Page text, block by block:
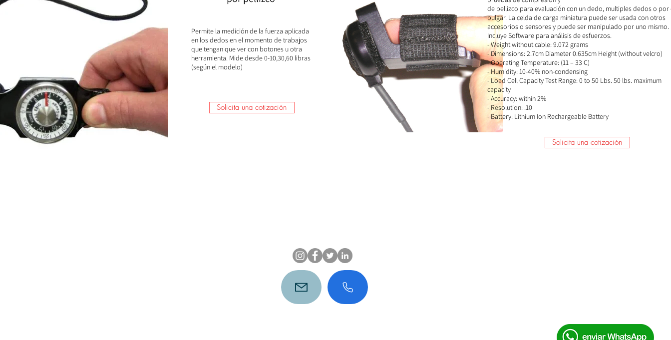
Permite la medición de la fuerza aplicada
en los dedos en el momento de trabajos
que tengan que ver con botones u otra
herramienta. Mide desde 0-10,30,60 libras
(según el modelo)
Solicita una cotización
de pellizco para evaluación con un dedo, multiples dedos o por
pulgar. La celda de carga miniatura puede ser usada con otros
accesorios o sensores y puede ser manipulado por uno mismo.
Incluye Software para análisis de esfuerzos.
- Weight without cable: 9.072 grams
- Dimensions: 2.7cm Diameter 0.635cm Height (without velcro)
- Operating Temperature: (11 – 33 C)
- Humidity: 10-40% non-condensing
- Load Cell Capacity Test Range: 0 to 50 Lbs. 50 lbs. maximum
capacity
- Accuracy: within 2%
- Resolution: .10
- Battery: Lithium Ion Rechargeable Battery
Solicita una cotización